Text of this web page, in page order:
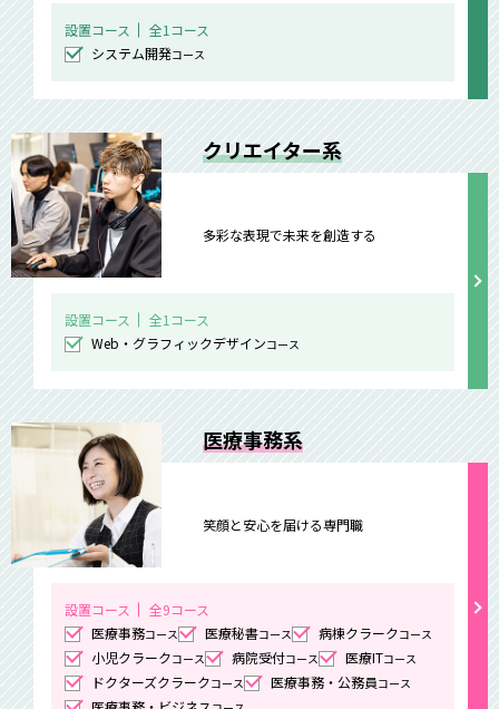
設置コース
全1コース
システム開発コース
クリエイター系
多彩な表現で未来を創造する
設置コース
全1コース
Web・グラフィックデザインコース
医療事務系
笑顔と安心を届ける専門職
設置コース
全9コース
医療事務コース 医療秘書コース 病棟クラークコース
小児クラークコース 病院受付コース 医療ITコース
ドクターズクラークコース 医療事務・公務員コース